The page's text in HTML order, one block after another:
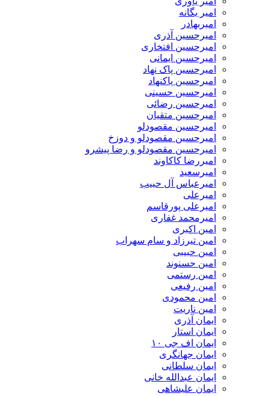
امیر یگانه
امیربهادر
امیرحسین آذری
امیرحسین افتخاری
امیرحسین ایمانی
امیرحسین پاک نهاد
امیرحسین پاکنهاد
امیرحسین حسینی
امیرحسین رضائی
امیرحسین متقیان
امیرحسین مقصودلو
امیرحسین مقصودلو و دوزخ
امیرحسین مقصودلو و رضا پیشرو
امیررضا کاکاوند
امیرسعید
امیرعباس آل حبیب
امیرعلی
امیرعلی پورقاسم
امیرمحمد غفاری
امین اکبری
امین تیرزاد و سام سهراب
امین حبیبی
امین حسنوند
امین رستمی
امین رفیعی
امین محمودی
امین ناریت
ایمان آذری
ایمان استار
ایمان اف جی ۱۰
ایمان جهانگری
ایمان سلطانی
ایمان عبدالله خانی
ایمان علیشاهی